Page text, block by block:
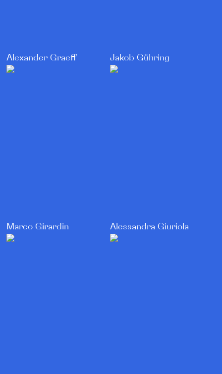
Alexander Graeff Jakob Gühring
Marco Girardin Alessandra Giuriola